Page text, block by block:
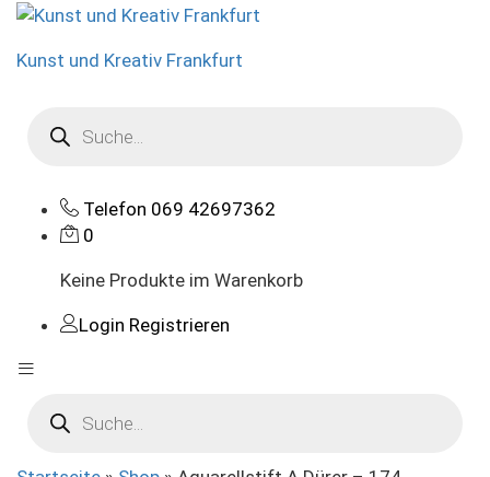
Kunst und Kreativ Frankfurt
search
Telefon 069 42697362
0
Keine Produkte im Warenkorb
Login Registrieren
search